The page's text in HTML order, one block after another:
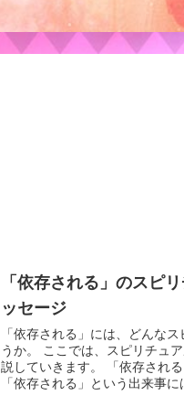
「依存される」のスピ
ッセージ
「依存される」には、どんな
うか。 ここでは、スピリチュ
説していきます。 「依存され
「依存される」という出来事